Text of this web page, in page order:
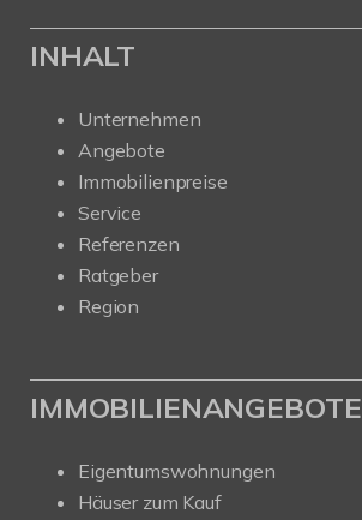
INHALT
Unternehmen
Angebote
Immobilienpreise
Service
Referenzen
Ratgeber
Region
IMMOBILIENANGEBOTE
Eigentumswohnungen
Häuser zum Kauf